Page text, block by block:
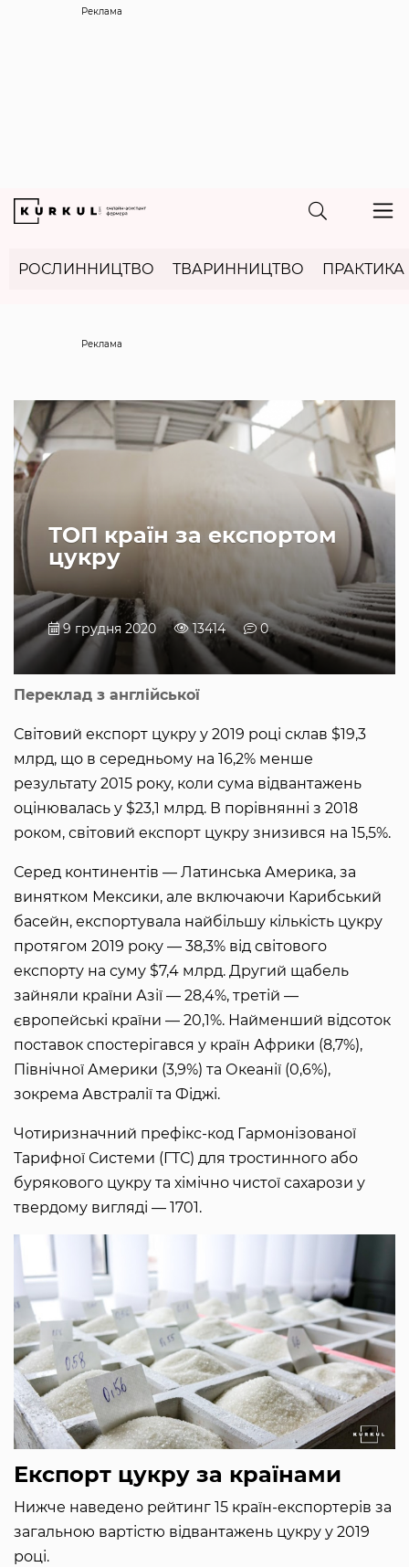
Реклама
РОСЛИННИЦТВО ТВАРИННИЦТВО ПРАКТИКА
ТОП країн за експортом
цукру
9 грудня 2020 13414 0
Переклад з англійської
Світовий експорт цукру у 2019 році склав $19,3
млрд, що в середньому на 16,2% менше
результату 2015 року, коли сума відвантажень
оцінювалась у $23,1 млрд. В порівнянні з 2018
роком, світовий експорт цукру знизився на 15,5%.
Серед континентів — Латинська Америка, за
винятком Мексики, але включаючи Карибський
басейн, експортувала найбільшу кількість цукру
протягом 2019 року — 38,3% від світового
експорту на суму $7,4 млрд. Другий щабель
зайняли країни Азії — 28,4%, третій —
європейські країни — 20,1%. Найменший відсоток
поставок спостерігався у країн Африки (8,7%),
Північної Америки (3,9%) та Океанії (0,6%),
зокрема Австралії та Фіджі.
Чотиризначний префікс-код Гармонізованої
Тарифної Системи (ГТС) для тростинного або
бурякового цукру та хімічно чистої сахарози у
твердому вигляді — 1701.
Експорт цукру за країнами
Нижче наведено рейтинг 15 країн-експортерів за
загальною вартістю відвантажень цукру у 2019
році.
Реклама